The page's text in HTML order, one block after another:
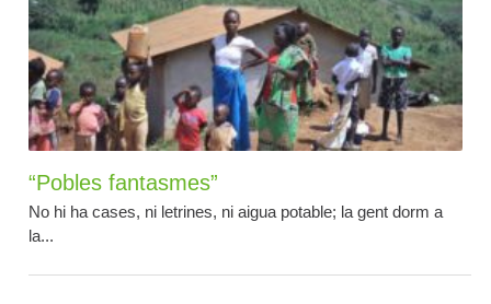
“Pobles fantasmes”
No hi ha cases, ni letrines, ni aigua potable; la gent dorm a
la...